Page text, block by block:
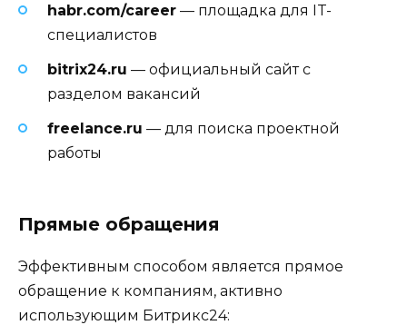
habr.com/career — площадка для IT-
специалистов
bitrix24.ru — официальный сайт с
разделом вакансий
freelance.ru — для поиска проектной
работы
Прямые обращения
Эффективным способом является прямое
обращение к компаниям, активно
использующим Битрикс24: